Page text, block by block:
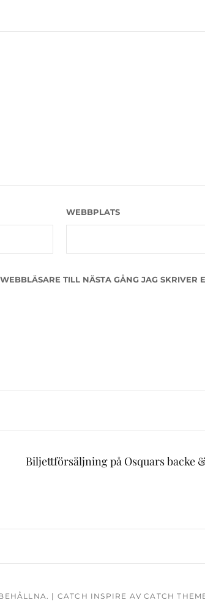
WEBBPLATS
TILL NÄSTA GÅNG JAG SKRIVER
Biljettförsäljning på Osquars backe
| CATCH INSPIRE AVCATCH